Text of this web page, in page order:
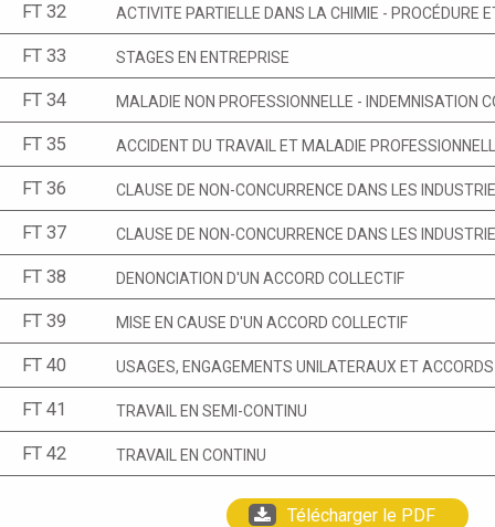
FT 32 ACTIVITE PARTIELLE DANS LA CHIMIE - PROCÉDURE
FT 33 STAGES EN ENTREPRISE
FT 34 MALADIE NON PROFESSIONNELLE - INDEMNISATION
FT 35 ACCIDENT DU TRAVAIL ET MALADIE
FT 36 CLAUSE DE NON-CONCURRENCE DANS LES
FT 37 CLAUSE DE NON-CONCURRENCE DANS LES
FT 38 DENONCIATION D'UN ACCORD COLLECTIF
FT 39 MISE EN CAUSE D'UN ACCORD COLLECTIF
FT 40 USAGES, ENGAGEMENTS UNILATERAUX ET
FT 41 TRAVAIL EN SEMI-CONTINU
FT 42 TRAVAIL EN CONTINU
Télécharger le PDF